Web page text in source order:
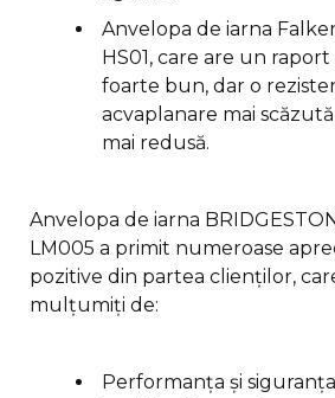
Anvelopa de iarna
HS01, care are un
foarte bun, dar o
acvaplanare mai
mai redusă.
Anvelopa de iarna
LM005 a primit numeroase
pozitive din partea clienților,
mulțumiți de:
Performanța și